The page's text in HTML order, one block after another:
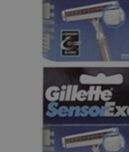
afbeeldingen-
afbeeldingen-